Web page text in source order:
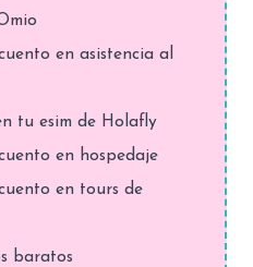
en asistencia al
tu esim de Holafly
en hospedaje
en tours de
baratos